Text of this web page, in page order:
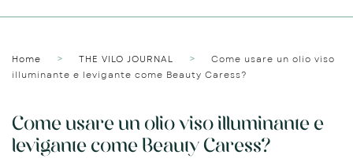
Home THE VILO JOURNAL
Come usare un olio viso
illuminante e levigante come Beauty Caress?
Come usare un olio viso illuminante e
levigante come Beauty Caress?